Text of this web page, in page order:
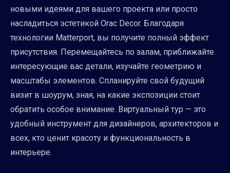
новыми идеями для вашего проекта или просто
насладиться эстетикой Orac Decor. Благодаря
технологии Matterport, вы получите полный эффект
присутствия. Перемещайтесь по залам, приближайте
интересующие вас детали, изучайте геометрию и
масштабы элементов. Спланируйте свой будущий
визит в шоурум, зная, на какие экспозиции стоит
обратить особое внимание. Виртуальный тур — это
удобный инструмент для дизайнеров, архитекторов и
всех, кто ценит красоту и функциональность в
интерьере.